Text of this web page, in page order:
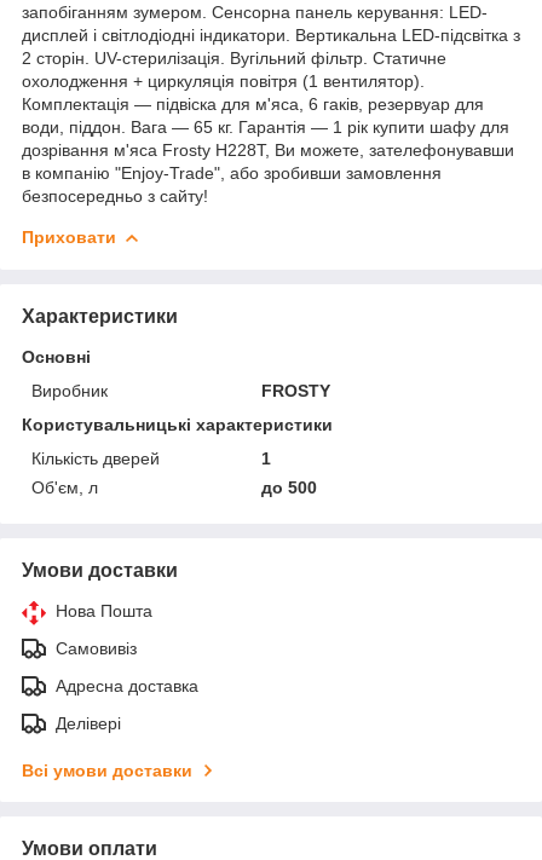
запобіганням зумером. Сенсорна панель керування: LED-
дисплей і світлодіодні індикатори. Вертикальна LED-підсвітка з
2 сторін. UV-стерилізація. Вугільний фільтр. Статичне
охолодження + циркуляція повітря (1 вентилятор).
Комплектація — підвіска для м'яса, 6 гаків, резервуар для
води, піддон. Вага — 65 кг. Гарантія — 1 рік купити шафу для
дозрівання м'яса Frosty H228T, Ви можете, зателефонувавши
в компанію "Enjoy-Trade", або зробивши замовлення
безпосередньо з сайту!
Приховати
Характеристики
Основні
Виробник
FROSTY
Користувальницькі характеристики
Кількість дверей
1
Об'єм, л
до 500
Умови доставки
Нова Пошта
Самовивіз
Адресна доставка
Делівері
Всі умови доставки
Умови оплати